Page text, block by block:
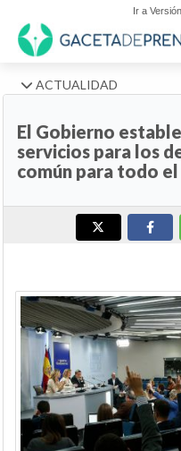
Ir a
ACTUALIDAD
El Gobierno
servicios para los
común para todo